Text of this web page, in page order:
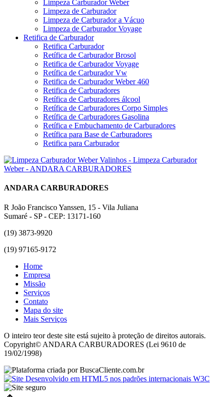
Limpeza Carburador Weber
Limpeza de Carburador
Limpeza de Carburador a Vácuo
Limpeza de Carburador Voyage
Retifica de Carburador
Retifica Carburador
Retífica de Carburador Brosol
Retifica de Carburador Voyage
Retífica de Carburador Vw
Retifica de Carburador Weber 460
Retifica de Carburadores
Retífica de Carburadores álcool
Retífica de Carburadores Corpo Simples
Retífica de Carburadores Gasolina
Retífica e Embuchamento de Carburadores
Retífica para Base de Carburadores
Retifica para Carburador
ANDARA CARBURADORES
R João Francisco Yanssen, 15 - Vila Juliana
Sumaré - SP - CEP: 13171-160
(19) 3873-9920
(19) 97165-9172
Home
Empresa
Missão
Serviços
Contato
Mapa do site
Mais Serviços
O inteiro teor deste site está sujeito à proteção de direitos autorais.
Copyright© ANDARA CARBURADORES (Lei 9610 de
19/02/1998)